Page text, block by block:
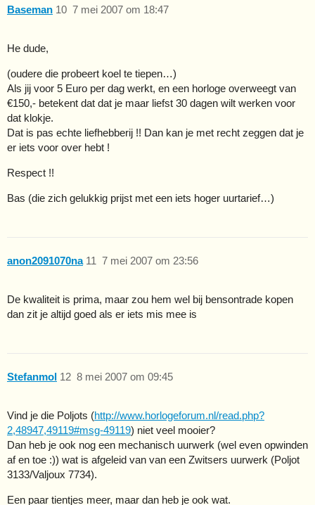
Baseman 7 mei 2007 om 18:47
10
He dude,
(oudere die probeert koel te tiepen…)
Als jij voor 5 Euro per dag werkt, en een horloge overweegt van
€150,- betekent dat dat je maar liefst 30 dagen wilt werken voor
dat klokje.
Dat is pas echte liefhebberij !! Dan kan je met recht zeggen dat je
er iets voor over hebt !
Respect !!
Bas (die zich gelukkig prijst met een iets hoger uurtarief…)
anon2091070na 7 mei 2007 om 23:56
11
De kwaliteit is prima, maar zou hem wel bij bensontrade kopen
dan zit je altijd goed als er iets mis mee is
Stefanmol 8 mei 2007 om 09:45
12
Vind je die Poljots (http://www.horlogeforum.nl/read.php?
2,48947,49119#msg-49119) niet veel mooier?
Dan heb je ook nog een mechanisch uurwerk (wel even opwinden
af en toe :)) wat is afgeleid van van een Zwitsers uurwerk (Poljot
3133/Valjoux 7734).
Een paar tientjes meer, maar dan heb je ook wat.